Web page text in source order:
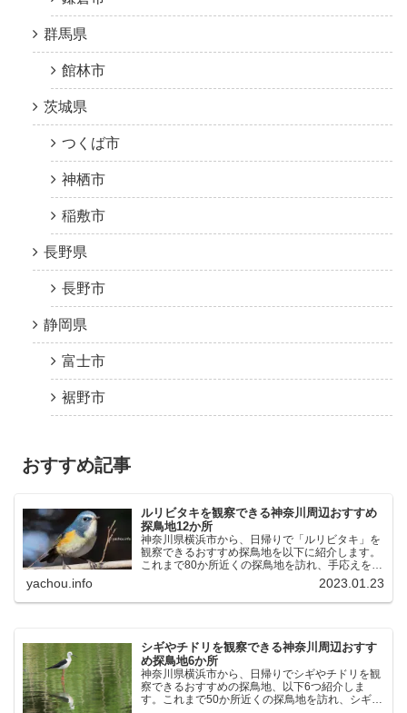
群馬県
館林市
茨城県
つくば市
神栖市
稲敷市
長野県
長野市
静岡県
富士市
裾野市
おすすめ記事
ルリビタキを観察できる神奈川周辺おすすめ
探鳥地12か所
神奈川県横浜市から、日帰りで「ルリビタキ」を
観察できるおすすめ探鳥地を以下に紹介します。
これまで80か所近くの探鳥地を訪れ、手応えを感
じた場所です。以下、★ が多いほど観察しやす
く、出現頻度が高いと感じた場所です。 北本自然
観察公園：埼玉県...
yachou.info 2023.01.23
シギやチドリを観察できる神奈川周辺おすす
め探鳥地6か所
神奈川県横浜市から、日帰りでシギやチドリを観
察できるおすすめの探鳥地、以下6つ紹介しま
す。これまで50か所近くの探鳥地を訪れ、シギや